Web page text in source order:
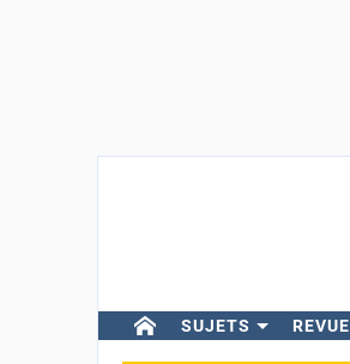
SUJETS REVUE